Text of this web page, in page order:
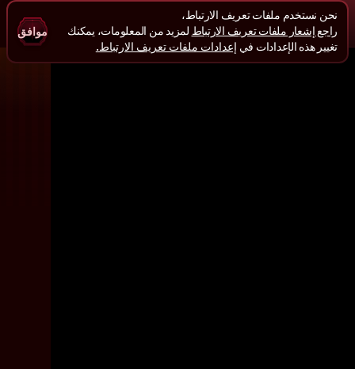
نحن نستخدم ملفات تعريف الارتباط،
راجع إشعار ملفات تعريف الارتباط لمزيد من المعلومات، يمكنك
تغيير هذه الإعدادات في إعدادات ملفات تعريف الارتباط.
موافق